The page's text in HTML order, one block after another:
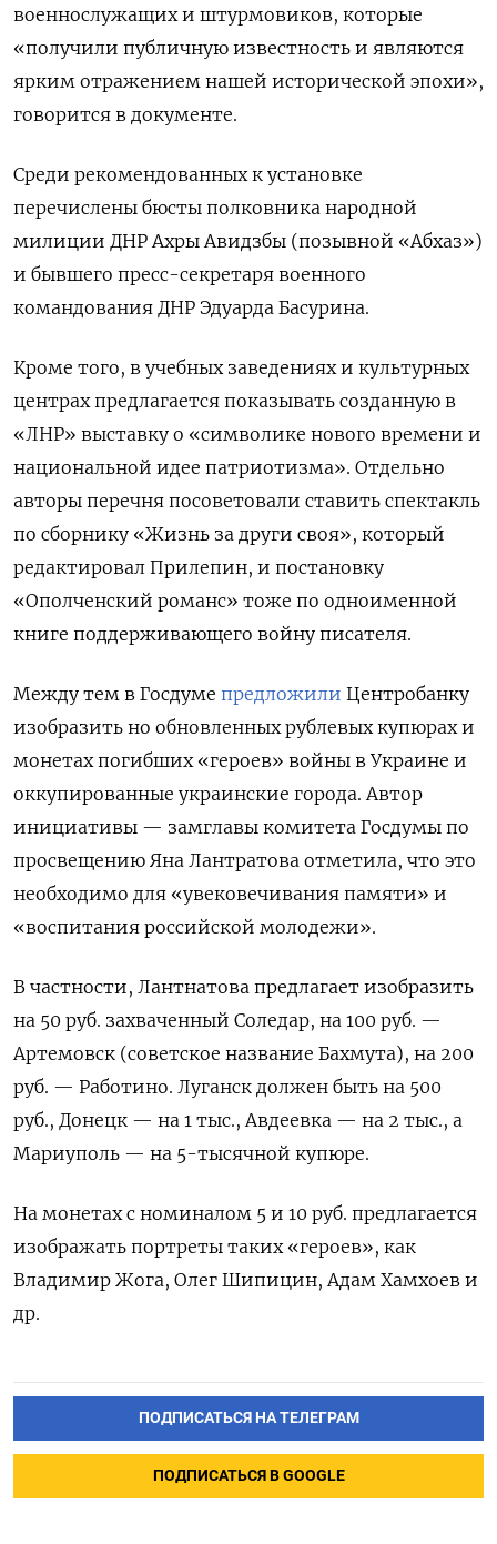
военнослужащих и штурмовиков, которые
«получили публичную известность и являются
ярким отражением нашей исторической эпохи»,
говорится в документе.
Среди рекомендованных к установке
перечислены бюсты полковника народной
милиции ДНР Ахры Авидзбы (позывной «Абхаз»)
и бывшего пресс-секретаря военного
командования ДНР Эдуарда Басурина.
Кроме того, в учебных заведениях и культурных
центрах предлагается показывать созданную в
«ЛНР» выставку о «символике нового времени и
национальной идее патриотизма». Отдельно
авторы перечня посоветовали ставить спектакль
по сборнику «Жизнь за други своя», который
редактировал Прилепин, и постановку
«Ополченский романс» тоже по одноименной
книге поддерживающего войну писателя.
Между тем в Госдуме предложили Центробанку
изобразить но обновленных рублевых купюрах и
монетах погибших «героев» войны в Украине и
оккупированные украинские города. Автор
инициативы — замглавы комитета Госдумы по
просвещению Яна Лантратова отметила, что это
необходимо для «увековечивания памяти» и
«воспитания российской молодежи».
В частности, Лантнатова предлагает изобразить
на 50 руб. захваченный Соледар, на 100 руб. —
Артемовск (советское название Бахмута), на 200
руб. — Работино. Луганск должен быть на 500
руб., Донецк — на 1 тыс., Авдеевка — на 2 тыс., а
Мариуполь — на 5-тысячной купюре.
На монетах с номиналом 5 и 10 руб. предлагается
изображать портреты таких «героев», как
Владимир Жога, Олег Шипицин, Адам Хамхоев и
др.
ПОДПИСАТЬСЯ НА ТЕЛЕГРАМ
ПОДПИСАТЬСЯ В GOOGLE